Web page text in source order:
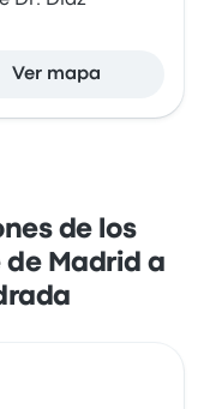
Ver mapa
de los
de Madrid a